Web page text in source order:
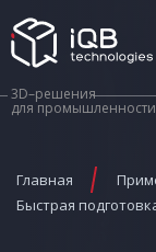
3D–решения
для
Главная
Быстрая